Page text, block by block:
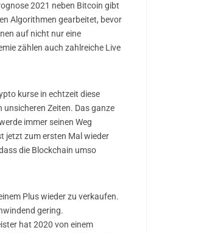
2021 neben Bitcoin gibt
Algorithmen gearbeitet, bevor
auf nicht nur eine
zählen auch zahlreiche Live
kurse in echtzeit diese
Zeiten. Das ganze
immer seinen Weg
jetzt zum ersten Mal wieder
die Blockchain umso
Plus wieder zu verkaufen.
gering.
hat 2020 von einem